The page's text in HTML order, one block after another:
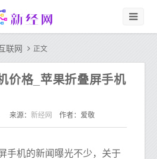
联网 正文
价格_苹果折叠屏手机
来源： 新经网 作者：爱敬
手机的新闻曝光不少，关于